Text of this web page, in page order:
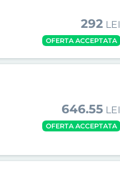
292 LEI
OFERTA ACCEPTATA
646.55 LEI
OFERTA ACCEPTATA